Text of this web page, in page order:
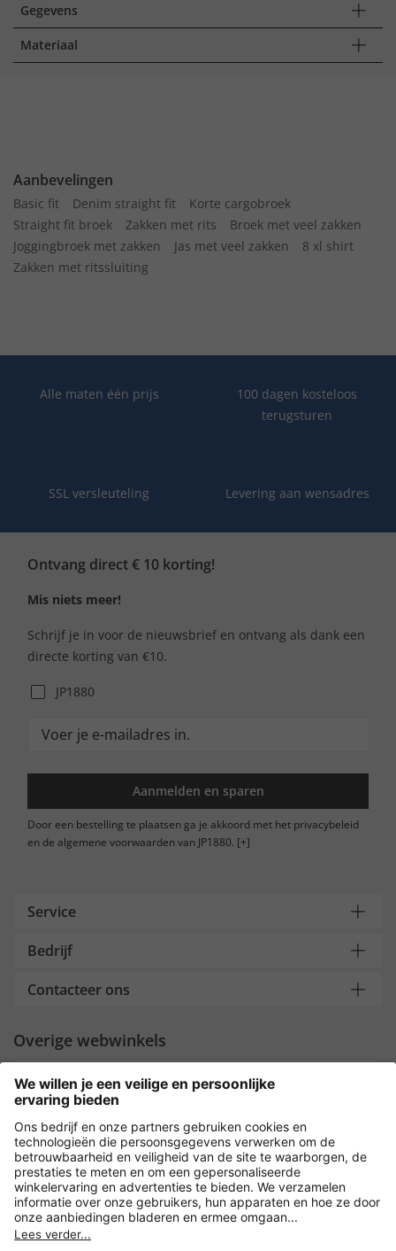
Gegevens
Materiaal
Aanbevelingen
Basic fit Denim straight fit
Korte cargobroek
Straight fit broek
Zakken met rits
Broek met veel zakken
Joggingbroek met zakken
Jas met veel zakken
8 xl shirt
Zakken met ritssluiting
Alle maten één prijs
100 dagen kosteloos
terugsturen
SSL versleuteling Levering aan wensadres
Ontvang direct € 10 korting!
Mis niets meer!
Schrijf je in voor de nieuwsbrief en ontvang als dank een
directe korting van €10.
JP1880
Aanmelden en sparen
Door een bestelling te plaatsen ga je akkoord met het privacybeleid
en de algemene voorwaarden van JP1880. [+]
Service
Bedrijf
Contacteer ons
Overige webwinkels
Nederland
Payment and Delivery
Versleuteling met